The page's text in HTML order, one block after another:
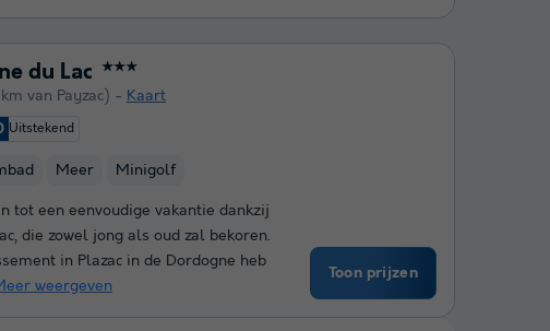
du Lac ★★★
van Payzac) Kaart
Uitstekend
Meer Minigolf
tot een eenvoudige vakantie dankzij
die zowel jong als oud zal bekoren.
in Plazac in de Dordogne heb
weergeven
Toon prijzen